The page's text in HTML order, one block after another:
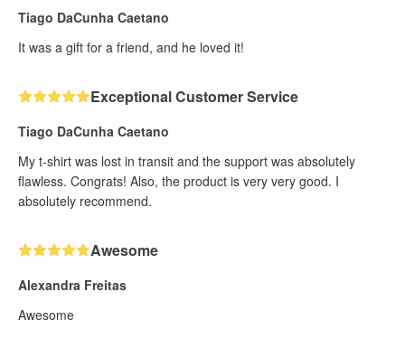
Tiago DaCunha Caetano
It was a gift for a friend, and he loved it!
Exceptional Customer Service
Tiago DaCunha Caetano
My t-shirt was lost in transit and the support was absolutely
flawless. Congrats! Also, the product is very very good. I
absolutely recommend.
Awesome
Alexandra Freitas
Awesome